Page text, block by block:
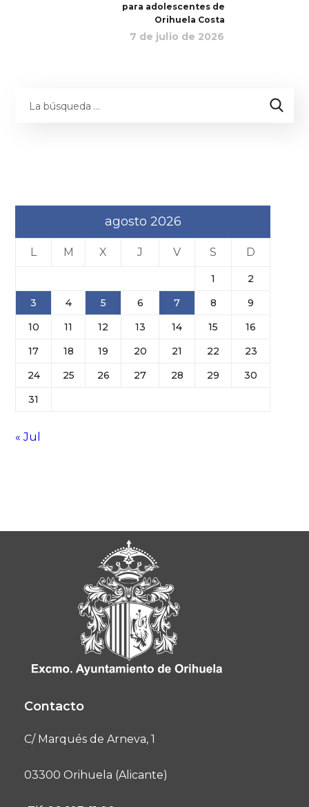
para adolescentes de
Orihuela Costa
7 de julio de 2026
agosto 2026
L M X J V S D
1
2
3
4 5 6 7 8
9
10
11 12 13 14 15
16
17
18 19 20 21 22
23
24
25 26 27 28 29
30
31
« Jul
Contacto
C/ Marqués de Arneva, 1
03300 Orihuela (Alicante)